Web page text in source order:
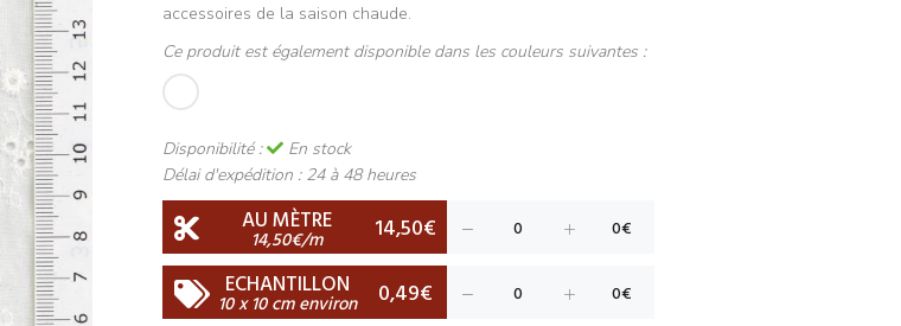
accessoires de la saison chaude.
Ce produit est également disponible dans les couleurs suivantes :
Disponibilité :
En stock
Délai d'expédition : 24 à 48 heures
AU MÈTRE
14,50€/m 14,50€
ECHANTILLON
10 x 10 cm environ 0,49€